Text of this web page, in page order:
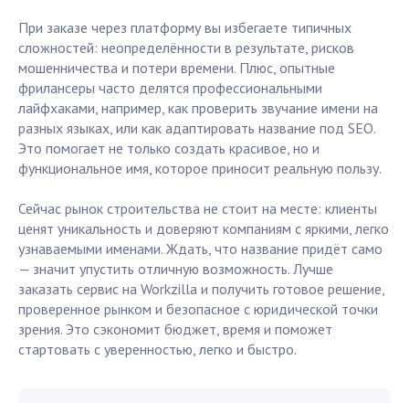
При заказе через платформу вы избегаете типичных
сложностей: неопределённости в результате, рисков
мошенничества и потери времени. Плюс, опытные
фрилансеры часто делятся профессиональными
лайфхаками, например, как проверить звучание имени на
разных языках, или как адаптировать название под SEO.
Это помогает не только создать красивое, но и
функциональное имя, которое приносит реальную пользу.
Сейчас рынок строительства не стоит на месте: клиенты
ценят уникальность и доверяют компаниям с яркими, легко
узнаваемыми именами. Ждать, что название придёт само
— значит упустить отличную возможность. Лучше
заказать сервис на Workzilla и получить готовое решение,
проверенное рынком и безопасное с юридической точки
зрения. Это сэкономит бюджет, время и поможет
стартовать с уверенностью, легко и быстро.